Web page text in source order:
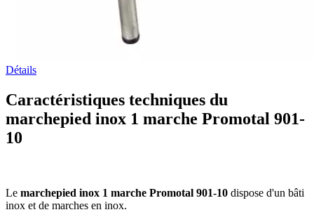
Détails
Caractéristiques techniques du
marchepied inox 1 marche Promotal 901-
10
Le marchepied inox 1 marche Promotal 901-10 dispose d'un bâti
inox et de marches en inox.